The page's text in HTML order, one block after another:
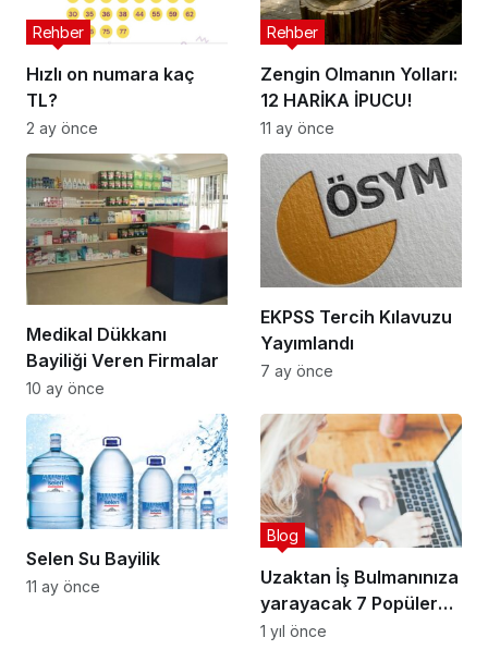
Hızlı on numara kaç
TL?
Rehber
2 ay önce
Zengin Olmanın Yolları:
12 HARİKA İPUCU!
Rehber
11 ay önce
Medikal Dükkanı
Bayiliği Veren Firmalar
10 ay önce
EKPSS Tercih Kılavuzu
Yayımlandı
7 ay önce
Selen Su Bayilik
11 ay önce
Uzaktan İş Bulmanınıza
yarayacak 7 Popüler
Platform
Blog
1 yıl önce